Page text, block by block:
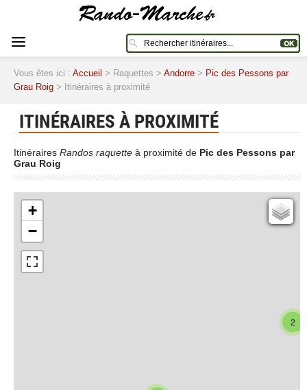
Vous êtes ici : Accueil > Raquettes > Andorre > Pic des Pessons par
Grau Roig > Itinéraires à proximité
ITINÉRAIRES À PROXIMITÉ
Itinéraires Randos raquette à proximité de Pic des Pessons par
Grau Roig
2
+
−